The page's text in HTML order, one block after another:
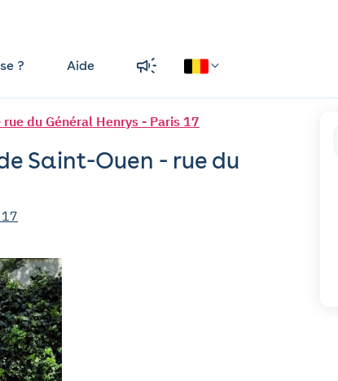
? Aide
du Général Henrys - Paris 17
Saint-Ouen - rue du